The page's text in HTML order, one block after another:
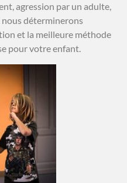
agression par un adulte,
nous déterminerons
et la meilleure méthode
pour votre enfant.